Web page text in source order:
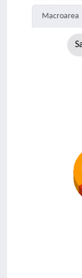
Macroarea